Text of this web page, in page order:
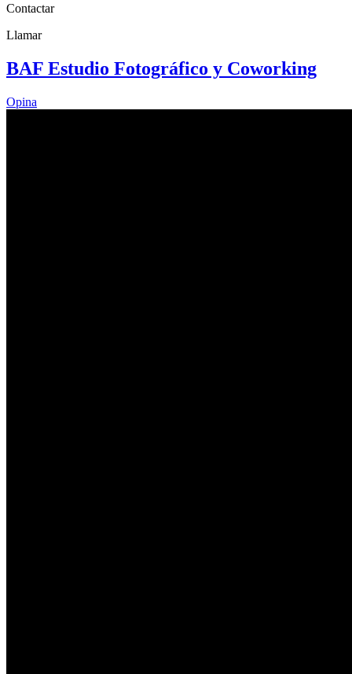
Contactar
Llamar
BAF Estudio Fotográfico y Coworking
Opina